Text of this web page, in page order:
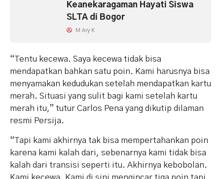
Keanekaragaman Hayati Siswa
SLTA di Bogor
M Ary K
“Tentu kecewa. Saya kecewa tidak bisa
mendapatkan bahkan satu poin. Kami harusnya bisa
menyamakan kedudukan setelah mendapatkan kartu
merah. Situasi yang sulit bagi kami setelah kartu
merah itu,” tutur Carlos Pena yang dikutip dilaman
resmi Persija.
“Tapi kami akhirnya tak bisa mempertahankan poin
karena kami kalah dari, sebenarnya kami tidak bisa
kalah dari transisi seperti itu. Akhirnya kebobolan.